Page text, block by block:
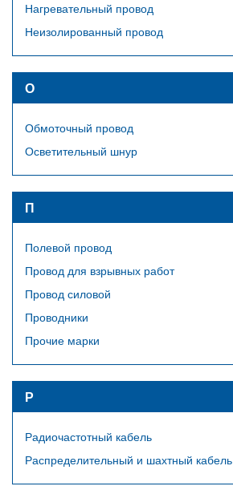
Нагревательный провод
Неизолированный провод
О
Обмоточный провод
Осветительный шнур
П
Полевой провод
Провод для взрывных работ
Провод силовой
Проводники
Прочие марки
Р
Радиочастотный кабель
Распределительный и шахтный кабель